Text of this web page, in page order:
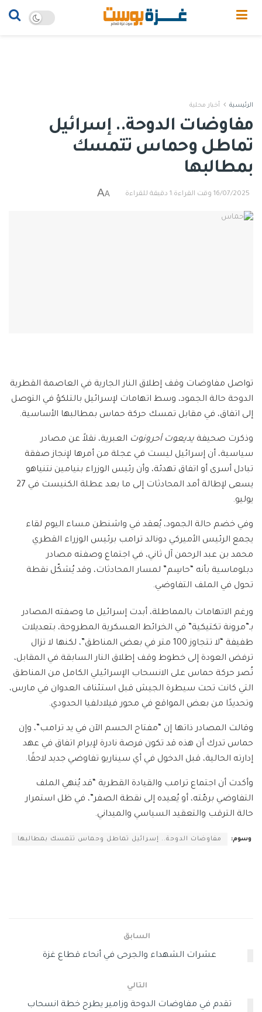
الرئيسية أخبار محلية
مفاوضات الدوحة.. إسرائيل
تماطل وحماس تتمسك
بمطالبها
16/07/2025 وقت القراءة:1 دقيقة للقراءة A
A
تواصل مفاوضات وقف إطلاق النار الجارية في العاصمة القطرية
الدوحة حالة الجمود، وسط اتهامات لإسرائيل بالتلكؤ في التوصل
إلى اتفاق، في مقابل تمسك حركة حماس بمطالبها الأساسية.
وذكرت صحيفة يديعوت أحرونوت العبرية، نقلاً عن مصادر
سياسية، أن إسرائيل ليست في عجلة من أمرها لإنجاز صفقة
تبادل أسرى أو اتفاق تهدئة، وأن رئيس الوزراء بنيامين نتنياهو
يسعى لإطالة أمد المحادثات إلى ما بعد عطلة الكنيست في 27
يوليو.
وفي خضم حالة الجمود، يُعقد في واشنطن مساء اليوم لقاء
يجمع الرئيس الأميركي دونالد ترامب برئيس الوزراء القطري
محمد بن عبد الرحمن آل ثاني، في اجتماع وصفته مصادر
دبلوماسية بأنه “حاسِم” لمسار المحادثات، وقد يُشكّل نقطة
تحول في الملف التفاوضي.
ورغم الاتهامات بالمماطلة، أبدت إسرائيل ما وصفته المصادر
بـ”مرونة تكتيكية” في الخرائط العسكرية المطروحة، بتعديلات
طفيفة “لا تتجاوز 100 متر في بعض المناطق”، لكنها لا تزال
ترفض العودة إلى خطوط وقف إطلاق النار السابقة.في المقابل،
تُصر حركة حماس على الانسحاب الإسرائيلي الكامل من المناطق
التي كانت تحت سيطرة الجيش قبل استئناف العدوان في مارس،
وتحديدًا من بعض المواقع في محور فيلادلفيا الحدودي.
وقالت المصادر ذاتها إن “مفتاح الحسم الآن في يد ترامب”، وإن
حماس تدرك أن هذه قد تكون فرصة نادرة لإبرام اتفاق في عهد
إدارته الحالية، قبل الدخول في أي سيناريو تفاوضي جديد لاحقًا.
وأكدت أن اجتماع ترامب والقيادة القطرية “قد يُنهي الملف
التفاوضي برمّته، أو يُعيده إلى نقطة الصفر”، في ظل استمرار
حالة الترقب والتعقيد السياسي والميداني.
وسوم: مفاوضات الدوحة.. إسرائيل تماطل وحماس تتمسك بمطالبها
السابق
عشرات الشهداء والجرحى في أنحاء قطاع غزة
التالي
تقدم في مفاوضات الدوحة وزامير يطرح خطة انسحاب